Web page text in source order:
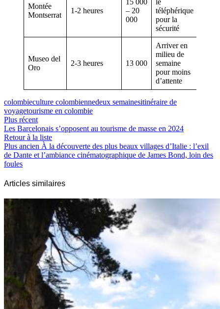
Montée
Montserrat
1-2 heures
15 000
– 20
000
le
téléphérique
pour la
sécurité
Museo del
Oro
2-3 heures 13 000
Arriver en
milieu de
semaine
pour moins
d’attente
colombieculture colombiennedeux semainesitinéraire de
voyagetourisme en colombie
Plus récent
Les Barcelonais s’opposent au tourisme de masse en 2024
Retour à la liste
Plus ancien À la découverte des plus beaux villages d’Italie : l’exil
de Dante et l’ambiance cinématographique de James Bond, loin des
foules
Articles similaires